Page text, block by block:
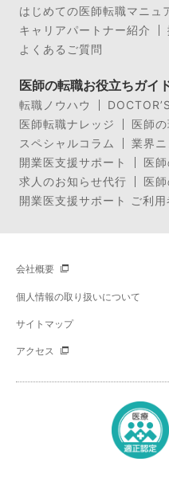
はじめての医師転職マニュ
キャリアパートナー紹介
よくあるご質問
医師の転職お役立ちガイ
転職ノウハウ
医師転職ナレッジ
医師
スペシャルコラム
業界ニ
開業医支援サポート
医
求人のお知らせ代行
医
開業医支援サポート ご利
会社概要
個人情報の取り扱いについて
サイトマップ
アクセス